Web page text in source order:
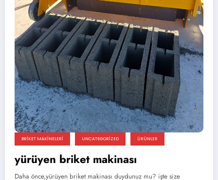
BRIKET MAKINELERI UNCATEGORIZED ÜRÜNLER
yürüyen briket makinası
Daha önce,yürüyen briket makinası duydunuz mu? işte size